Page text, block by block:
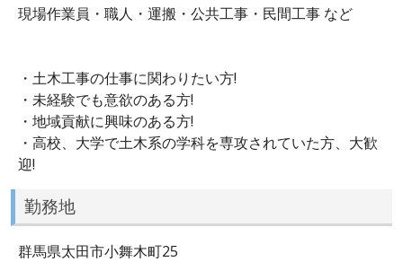
現場作業員・職人・運搬・公共工事・民間工事 など
・土木工事の仕事に関わりたい方!
・未経験でも意欲のある方!
・地域貢献に興味のある方!
・高校、大学で土木系の学科を専攻されていた方、大歓
迎!
勤務地
群馬県太田市小舞木町25